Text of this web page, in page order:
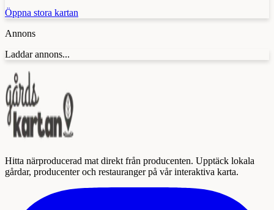
Öppna stora kartan
Annons
Laddar annons...
Hitta närproducerad mat direkt från producenten. Upptäck lokala
gårdar, producenter och restauranger på vår interaktiva karta.